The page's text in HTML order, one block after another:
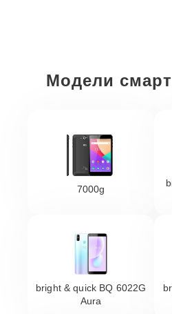
Модели
7000g
bright & quick BQ 6022G
Aura